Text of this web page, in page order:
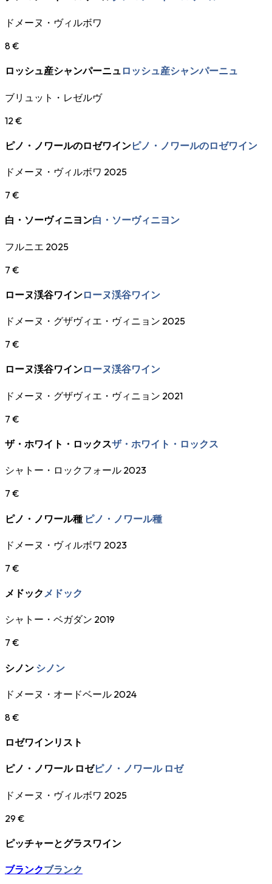
ドメーヌ・ヴィルボワ
8 €
ロッシュ産シャンパーニュ ロッシュ産シャンパーニュ
ブリュット・レゼルヴ
12 €
ピノ・ノワールのロゼワインピノ・ノワールのロゼワイン
ドメーヌ・ヴィルボワ 2025
7 €
白・ソーヴィニヨン白・ソーヴィニヨン
フルニエ 2025
7 €
ローヌ渓谷ワインローヌ渓谷ワイン
ドメーヌ・グザヴィエ・ヴィニョン 2025
7 €
ローヌ渓谷ワインローヌ渓谷ワイン
ドメーヌ・グザヴィエ・ヴィニョン 2021
7 €
ザ・ホワイト・ロックスザ・ホワイト・ロックス
シャトー・ロックフォール 2023
7 €
ピノ・ノワール種 ピノ・ノワール種
ドメーヌ・ヴィルボワ 2023
7 €
メドックメドック
シャトー・ベガダン 2019
7 €
シノン シノン
ドメーヌ・オードベール 2024
8 €
ロゼワインリスト
ピノ・ノワール ロゼピノ・ノワール ロゼ
ドメーヌ・ヴィルボワ 2025
29 €
ピッチャーとグラスワイン
ブランクブランク